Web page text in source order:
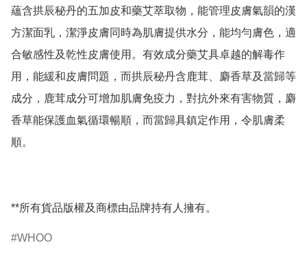
蘊含拱辰秘丹的五加皮和藥艾萃取物，能管理皮膚氣韻的漢
方潔面乳，潔淨皮膚同時為肌膚提供水分，能均勻膚色，適
合敏感性及乾性皮膚使用。有效成分藥艾具卓越的解毒作
用，能緩和皮膚問題，而拱辰秘丹含鹿茸、麝香草及當歸等
成分，鹿茸成分可增加肌膚免疫力，對抗外來有害物質，麝
香草能保護血氣循環暢順，而當歸具鎮定作用，令肌膚柔
順。
**所有貨品版權及商標由品牌持有人擁有。
WHOO